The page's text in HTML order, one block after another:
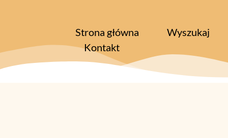
Strona główna
Wyszukaj
Kontakt